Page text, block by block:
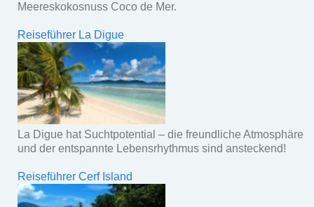
Meereskokosnuss Coco de Mer.
Reiseführer La Digue
La Digue hat Suchtpotential – die freundliche Atmosphäre
und der entspannte Lebensrhythmus sind ansteckend!
Reiseführer Cerf Island